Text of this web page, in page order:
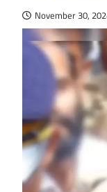
November 30,